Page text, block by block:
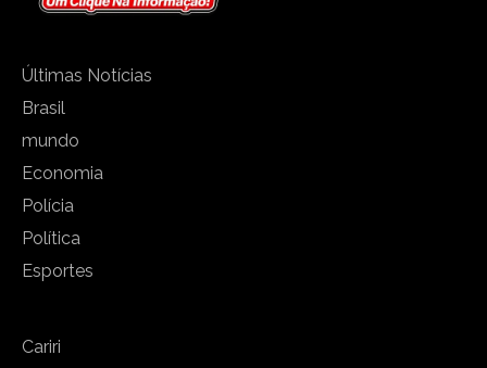
Últimas Notícias
Brasil
mundo
Economia
Polícia
Política
Esportes
Cariri